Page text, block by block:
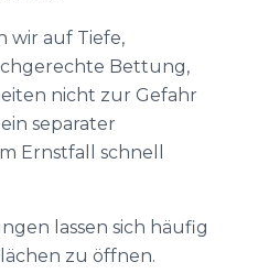
wir auf Tiefe,
Bettung,
nicht zur Gefahr
separater
Ernstfall schnell
lassen sich häufig
zu öffnen.